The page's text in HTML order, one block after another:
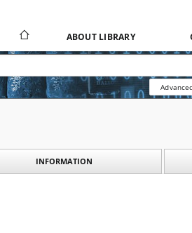
ABOUT LIBRARY
INFORMATION